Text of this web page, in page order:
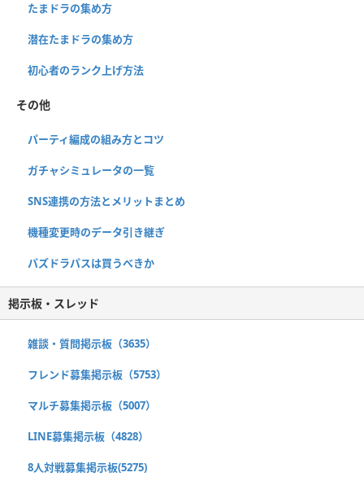
たまドラの集め方
潜在たまドラの集め方
初心者のランク上げ方法
その他
パーティ編成の組み方とコツ
ガチャシミュレータの一覧
SNS連携の方法とメリットまとめ
機種変更時のデータ引き継ぎ
パズドラパスは買うべきか
掲示板・スレッド
雑談・質問掲示板（3635）
フレンド募集掲示板（5753）
マルチ募集掲示板（5007）
LINE募集掲示板（4828）
8人対戦募集掲示板(5275)